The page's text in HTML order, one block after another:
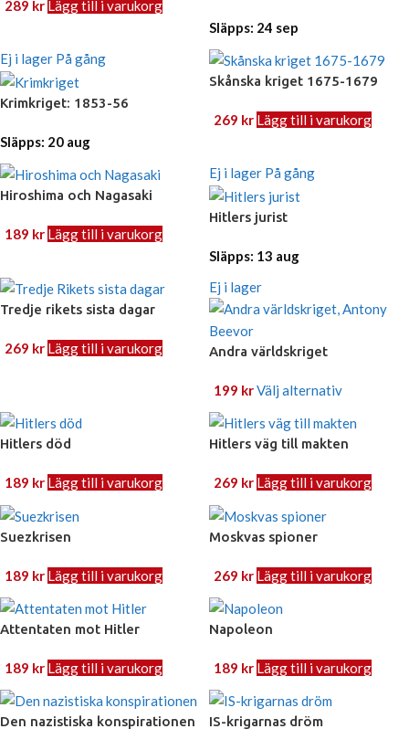
289 kr Lägg till i varukorg
Släpps: 24 sep
Ej i lager På gång
Krimkriget: 1853-56
Släpps: 20 aug
Skånska kriget 1675-1679
269 kr Lägg till i varukorg
Hiroshima och Nagasaki
189 kr Lägg till i varukorg
Ej i lager På gång
Hitlers jurist
Släpps: 13 aug
Tredje rikets sista dagar
269 kr Lägg till i varukorg
Ej i lager
Andra världskriget
199 krVälj alternativ
Hitlers död
189 kr Lägg till i varukorg
Hitlers väg till makten
269 kr Lägg till i varukorg
Suezkrisen
189 kr Lägg till i varukorg
Moskvas spioner
269 kr Lägg till i varukorg
Attentaten mot Hitler
189 kr Lägg till i varukorg
Napoleon
189 kr Lägg till i varukorg
Den nazistiska konspirationen IS-krigarnas dröm